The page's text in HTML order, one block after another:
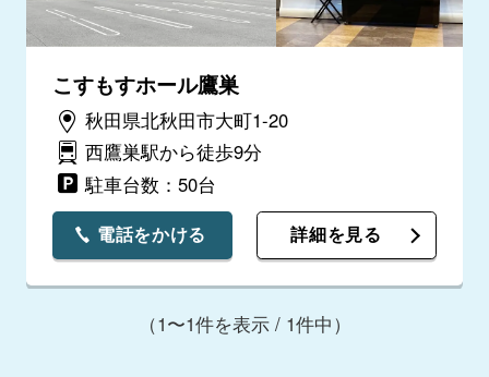
こすもすホール鷹巣
秋田県北秋田市大町1-20
西鷹巣駅から徒歩9分
駐車台数：50台
電話をかける 詳細を見る
（1〜1件を表示 / 1件中）